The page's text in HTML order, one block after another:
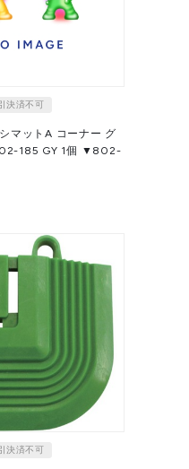
決済不可
マットA コーナー グ
1個 ▼802-
決済不可